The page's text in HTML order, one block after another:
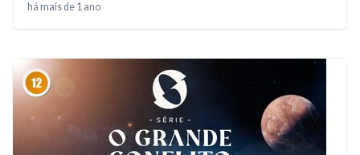
há mais de 1 ano